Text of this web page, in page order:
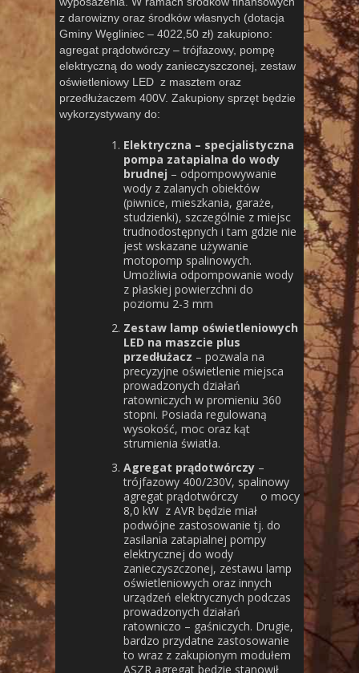
z darowizny oraz środków własnych (dotacja
Gminy Węgliniec – 4022,50 zł) zakupiono:
agregat prądotwórczy – trójfazowy, pompę
elektryczną do wody zanieczyszczonej, zestaw
oświetleniowy LED z masztem oraz
przedłużaczem 400V. Zakupiony sprzęt będzie
wykorzystywany do:
Elektryczna – specjalistyczna
pompa zatapialna do wody
brudnej – odpompowywanie
wody z zalanych obiektów
(piwnice, mieszkania, garaże,
studzienki), szczególnie z miejsc
trudnodostępnych i tam gdzie nie
jest wskazane używanie
motopomp spalinowych.
Umożliwia odpompowanie wody
z płaskiej powierzchni do
poziomu 2-3 mm
Zestaw lamp oświetleniowych
LED na maszcie plus
przedłużacz – pozwala na
precyzyjne oświetlenie miejsca
prowadzonych działań
ratowniczych w promieniu 360
stopni. Posiada regulowaną
wysokość, moc oraz kąt
strumienia światła.
Agregat prądotwórczy –
trójfazowy 400/230V, spalinowy
agregat prądotwórczy o mocy
8,0 kW z AVR będzie miał
podwójne zastosowanie tj. do
zasilania zatapialnej pompy
elektrycznej do wody
zanieczyszczonej, zestawu lamp
oświetleniowych oraz innych
urządzeń elektrycznych podczas
prowadzonych działań
ratowniczo – gaśniczych. Drugie,
bardzo przydatne zastosowanie
to wraz z zakupionym modułem
ASZR agregat będzie stanowił